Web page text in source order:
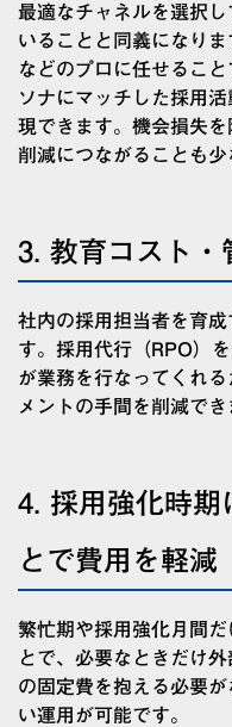
最適なチャネルを選択し
いることと同義になりま
などのプロに任せること
ソナにマッチした採用
現できます。機会損失
削減につながることも少
3. 教育コスト・
社内の採用担当者を育
す。採用代行（RPO）
が業務を行なってくれ
メントの手間を削減でき
4. 採用強化時期
とで費用を軽減
繁忙期や採用強化月間
とで、必要なときだけ
の固定費を抱える必要
い運用が可能です。